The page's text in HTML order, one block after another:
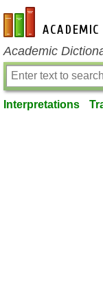
en-academic.com
Academic
Interpretations